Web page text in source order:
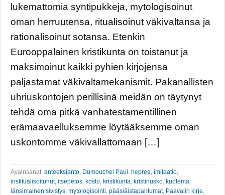
lukemattomia syntipukkeja, mytologisoinut
oman herruutensa, ritualisoinut väkivaltansa ja
rationalisoinut sotansa. Etenkin
Eurooppalainen kristikunta on toistanut ja
maksimoinut kaikki pyhien kirjojensa
paljastamat väkivaltamekanismit. Pakanallisten
uhriuskontojen perillisinä meidän on täytynyt
tehdä oma pitkä vanhatestamentillinen
erämaavaelluksemme löytääksemme oman
uskontomme väkivallattomaan […]
Avainsanat: anteeksianto Dumouchel Paul heprea imitaatio
institualisoitunut, itsepetos kosto kristikunta kristinusko kuolema
länsimainen sivistys mytologisointi pääsiäistapahtumat, Paavalin kirje